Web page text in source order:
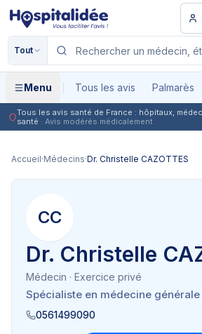
Aller au contenu principal
Tout
Menu Tous les avis Palmarès
Tous les avis santé de France : hôpitaux,
santé · Avis modérés médicalement
Accueil·Médecins·Dr. Christelle CAZOTTES
CC
Dr. Christelle
Médecin · Exercice privé
Spécialiste en médecine générale
0561499090